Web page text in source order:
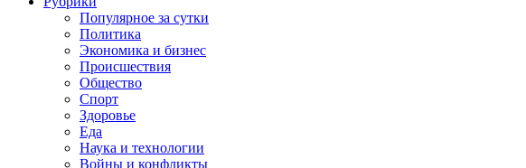
Популярное за сутки
Политика
Экономика и бизнес
Происшествия
Общество
Спорт
Здоровье
Еда
Наука и технологии
Войны и конфликты